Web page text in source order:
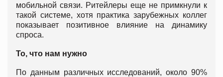
мобильной связи. Ритейлеры еще не примкнули к
такой системе, хотя практика зарубежных коллег
показывает позитивное влияние на динамику
спроса.
То, что нам нужно
По данным различных исследований, около 90%